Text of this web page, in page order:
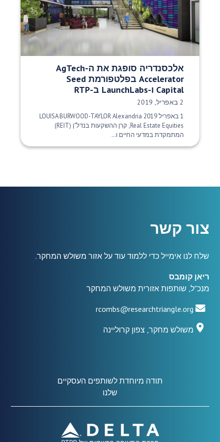
אלכסנדריה סופגת את ה-AgTech
Accelerator בפלטפורמת Seed
Capital ו-LaunchLabs ב-RTP
תאריך פרסום:
2 באפריל, 2019
1 באפריל 2019 LOUISA BURWOOD-TAYLOR Alexandria
Real Estate Equities, קרן ההשקעות בנדל"ן (REIT)
המתמקדת במדעי החיים ו...
צור קשר
שלח לנו אימייל כדי ללמוד עוד על אזור משולש המחקר.
ריאן קומבס
מנכ"ל, שותפות אזורית משולש המחקר
rcombs@researchtriangle.org
משולש מחקר, צפון קרוליינה
תודה מיוחדת לשותפים העסקיים
שלנו